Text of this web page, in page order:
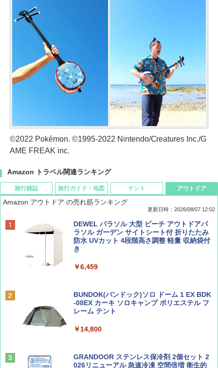
©2022 Pokémon. ©1995-2022 Nintendo/Creatures Inc./G
AME FREAK inc.
Amazon トラベル関連ランキング
旅行雑誌
ディズニーファン ２０２６年 ９月号 [雑
誌] (ＤＩＳＮＥＹ ＦＡＮ)
￥713
SOTO ミニマル"旅"財布 ランダム2種】
￥1,500
￥1,540
旅行ガイド・地図
D40 地球の歩き方 チェンマイ タイ北部の魅
力的な町 2026～2027 地球の歩き方D アジア
￥2,079
球の歩き方A ヨーロッパ
￥2,479
￥2,695
テント
[キャンパーズコレクション 山善] ポップアッ
プテント 傘みたいに広げて畳める パッとサ
ッとサンシェード キューブ フルクローズ メ
ッシュ 簡単設置 ワンタッチテント キャンプ
PYKES PEAK (パイクスピーク) 着替えテン
ト プライバシー テント 【中が透けない】 1
ーチ ピクニック ポップアップテント 携帯 簡
￥4,980
アウトドア
Amazon アウトドア の売れ筋ランキング
更新日時：2026/08/07 12:02
DEWEL パラソル 大型 ビーチ アウトドアパ
ラソル ガーデン サイトシート付 折りたたみ
防水 UVカット 4段階高さ調整 軽量 収納袋付
き
￥6,459
BUNDOK(バンドック)ソロ ドーム 1 EX BDK
-08EX カーキ ソロキャンプ ポリエステル フ
レーム テント
￥14,800
GRANDOOR ステンレス保冷剤 2個セット 2
026リニューアル 急速冷凍 空間倍増 衛生的